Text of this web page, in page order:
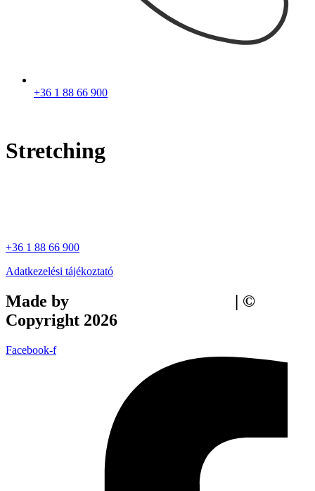
+36 1 88 66 900
Stretching
+36 1 88 66 900
Adatkezelési tájékoztató
Made by
| ©
Copyright 2026
Facebook-f